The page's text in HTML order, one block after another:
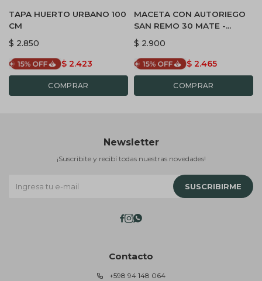
TAPA HUERTO URBANO 100
CM
$ 2.850
$ 2.423
MACETA CON AUTORIEGO
SAN REMO 30 MATE -
GRAFITO
$ 2.900
$ 2.465
Contacto
+598 94 148 064
Newsletter
¡Suscribite y recibí todas nuestras novedades!
SUSCRIBIRME
